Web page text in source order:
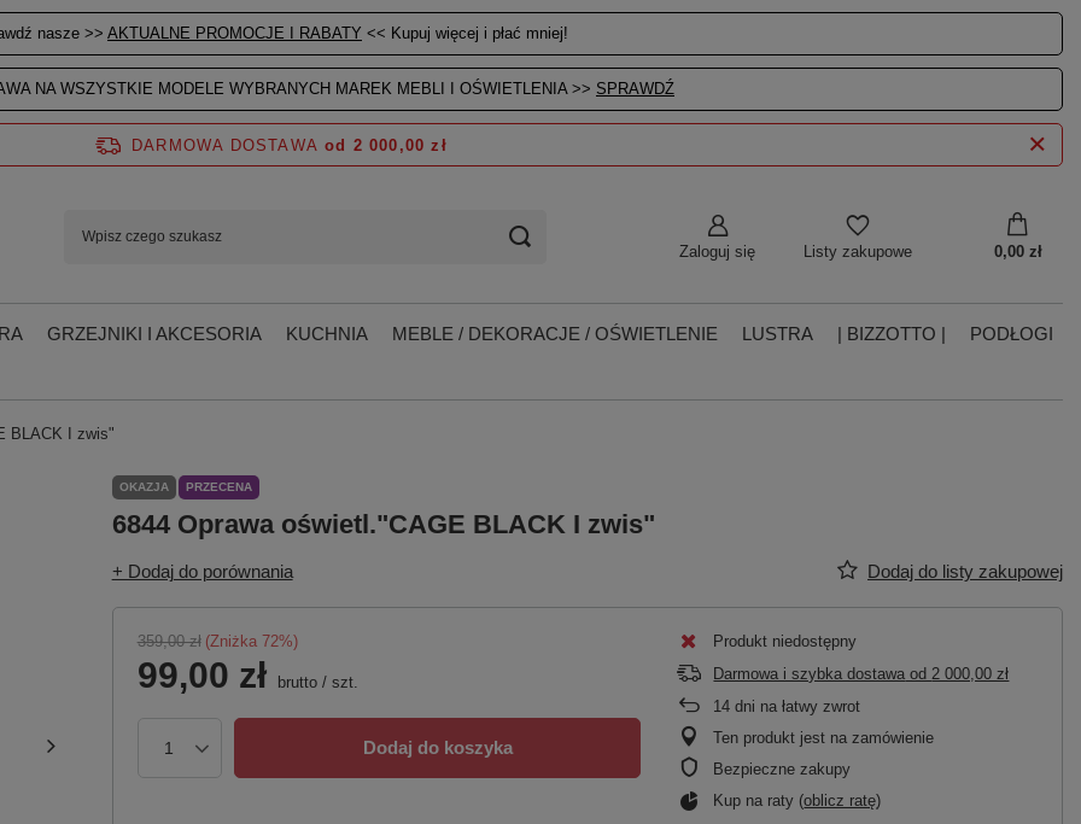
nasze >> AKTUALNE PROMOCJE I RABATY << Kupuj więcej i płać mniej!
NA WSZYSTKIE MODELE WYBRANYCH MAREK MEBLI I OŚWIETLENIA >> SPRAWDŹ
Zaloguj się Listy zakupowe 0,00 zł
DARMOWA DOSTAWA od 2 000,00 zł
GRZEJNIKI I AKCESORIA KUCHNIA MEBLE / DEKORACJE / OŚWIETLENIE LUSTRA | BIZZOTTO | PODŁOGI
BLACK I zwis"
OKAZJA PRZECENA
6844 Oprawa oświetl."CAGE BLACK I zwis"
+ Dodaj do porównania Dodaj do listy zakupowej
359,00 zł (Zniżka 72%)
99,00 zł brutto/ szt.
Dodaj do koszyka
Produkt niedostępny
Darmowa i szybka dostawa od 2 000,00 zł
14 dni na łatwy zwrot
Ten produkt jest na zamówienie
Bezpieczne zakupy
Kup na raty (oblicz ratę)